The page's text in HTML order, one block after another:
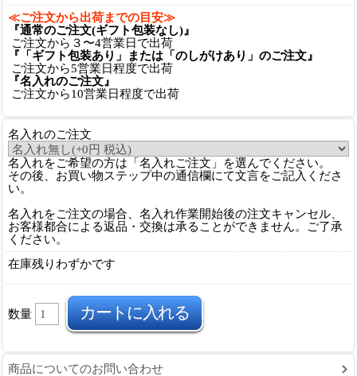
≪ご注文から出荷までの目安≫
『通常のご注文(ギフト包装なし)』
ご注文から３〜4営業日で出荷
『「ギフト包装あり」または「のしがけあり」のご注文』
ご注文から5営業日程度で出荷
『名入れのご注文』
ご注文から10営業日程度で出荷
名入れのご注文
名入れをご希望の方は「名入れご注文」を選んでください。
その後、お買い物ステップ中の通信欄にて文言をご記入くださ
い。
名入れをご注文の場合、名入れ作業開始後の注文キャンセル、
お客様都合による返品・交換は承ることができません。ご了承
ください。
在庫残りわずかです
数量
商品についてのお問い合わせ